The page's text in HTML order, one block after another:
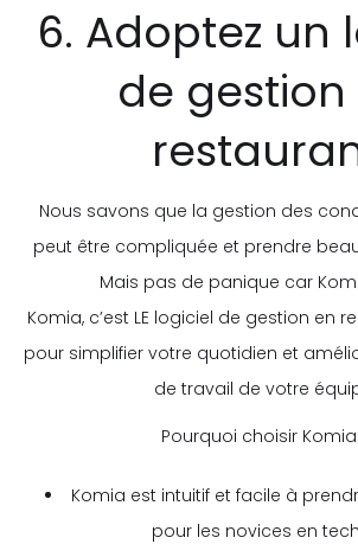
6. Adoptez un
de
Nous savons que la gestion des
peut être compliquée et prendre
Mais pas de panique car
Komia, c’est LE logiciel de gestion en
pour simplifier votre quotidien et
de travail de votre
Pourquoi choisir
Komia est intuitif et facile à
pour les novices en